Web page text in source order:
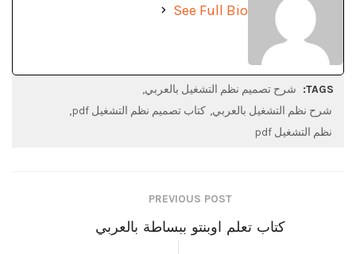
See Full Bio
TAGS:
شرح تصميم نظم التشغيل بالعربي
شرح نظم التشغيل بالعربي كتاب تصميم نظم التشغيل pdf
نظم التشغيل pdf
PREVIOUS POST
كتاب تعلم اوبنتو ببساطة بالعربي